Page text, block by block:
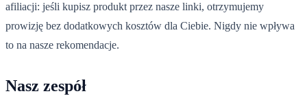
afiliacji: jeśli kupisz produkt przez nasze linki, otrzymujemy
prowizję bez dodatkowych kosztów dla Ciebie. Nigdy nie wpływa
to na nasze rekomendacje.
Nasz zespół